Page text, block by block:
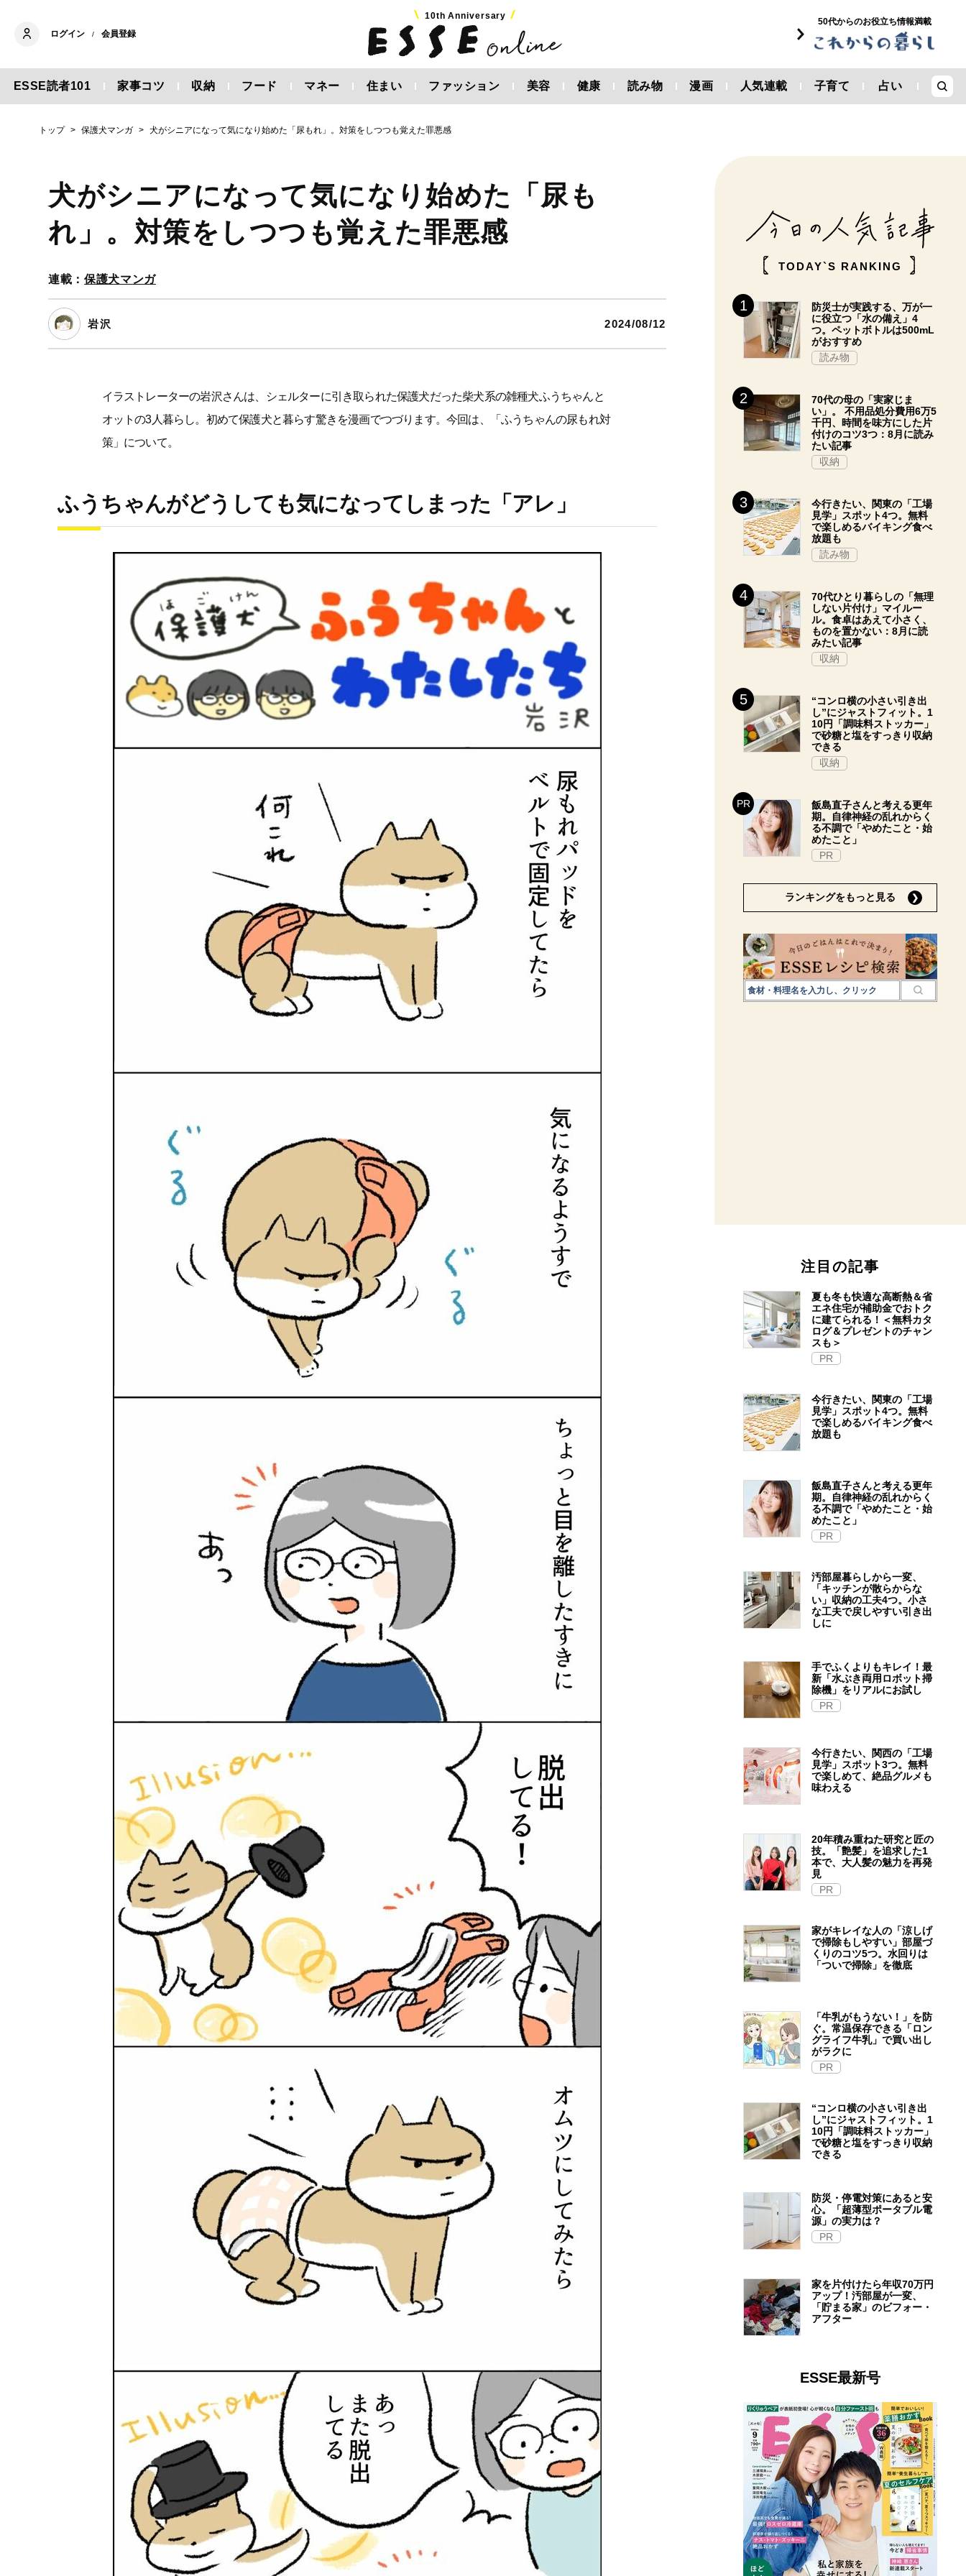
ログイン / 会員登録
10th Anniversary
50代からのお役立ち情報満載
ESSE読者101 家事コツ 収納 フード マネー 住まい ファッション 美容 健康 読み物 漫画 人気連載 子育て 占い
トップ 保護犬マンガ 犬がシニアになって気になり始めた「尿もれ」。対策をしつつも覚えた罪悪感
犬がシニアになって気になり始めた「尿も
れ」。対策をしつつも覚えた罪悪感
連載：保護犬マンガ
岩沢 2024/08/12
イラストレーターの岩沢さんは、シェルターに引き取られた保護犬だった柴犬系の雑種犬ふうちゃんと
オットの3人暮らし。初めて保護犬と暮らす驚きを漫画でつづります。今回は、「ふうちゃんの尿もれ対
策」について。
ふうちゃんがどうしても気になってしまった「アレ」
TODAY`S RANKING
防災士が実践する、万が一
に役立つ「水の備え」4
つ。ペットボトルは500mL
がおすすめ
読み物
70代の母の「実家じま
い」。 不用品処分費用6万5
千円、時間を味方にした片
付けのコツ3つ：8月に読み
たい記事
収納
今行きたい、関東の「工場
見学」スポット4つ。無料
で楽しめるバイキング食べ
放題も
読み物
70代ひとり暮らしの「無理
しない片付け」マイルー
ル。食卓はあえて小さく、
ものを置かない：8月に読
みたい記事
収納
“コンロ横の小さい引き出
し”にジャストフィット。1
10円「調味料ストッカー」
で砂糖と塩をすっきり収納
できる
収納
飯島直子さんと考える更年
期。自律神経の乱れからく
る不調で「やめたこと・始
めたこと」
PR
ランキングをもっと見る
注目の記事
夏も冬も快適な高断熱＆省
エネ住宅が補助金でおトク
に建てられる！＜無料カタ
ログ＆プレゼントのチャン
スも＞
PR
今行きたい、関東の「工場
見学」スポット4つ。無料
で楽しめるバイキング食べ
放題も
飯島直子さんと考える更年
期。自律神経の乱れからく
る不調で「やめたこと・始
めたこと」
PR
汚部屋暮らしから一変、
「キッチンが散らからな
い」収納の工夫4つ。小さ
な工夫で戻しやすい引き出
しに
手でふくよりもキレイ！最
新「水ぶき両用ロボット掃
除機」をリアルにお試し
PR
今行きたい、関西の「工場
見学」スポット3つ。無料
で楽しめて、絶品グルメも
味わえる
20年積み重ねた研究と匠の
技。「艶髪」を追求した1
本で、大人髪の魅力を再発
見
PR
家がキレイな人の「涼しげ
で掃除もしやすい」部屋づ
くりのコツ5つ。水回りは
「ついで掃除」を徹底
「牛乳がもうない！」を防
ぐ。常温保存できる「ロン
グライフ牛乳」で買い出し
がラクに
PR
“コンロ横の小さい引き出
し”にジャストフィット。1
10円「調味料ストッカー」
で砂糖と塩をすっきり収納
できる
防災・停電対策にあると安
心。「超薄型ポータブル電
源」の実力は？​
PR
家を片付けたら年収70万円
アップ！汚部屋が一変、
「貯まる家」のビフォー・
アフター
ESSE最新号